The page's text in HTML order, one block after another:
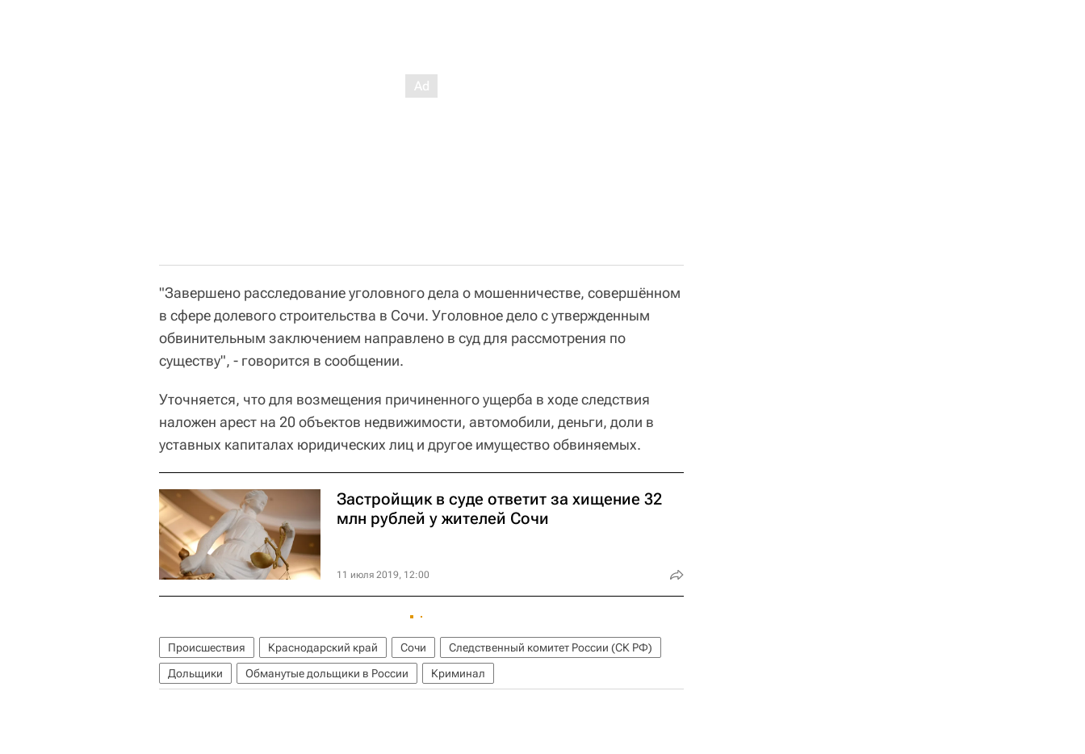
"Завершено расследование уголовного дела о мошенничестве, совершённом
в сфере долевого строительства в Сочи. Уголовное дело с утвержденным
обвинительным заключением направлено в суд для рассмотрения по
существу", - говорится в сообщении.
Уточняется, что для возмещения причиненного ущерба в ходе следствия
наложен арест на 20 объектов недвижимости, автомобили, деньги, доли в
уставных капиталах юридических лиц и другое имущество обвиняемых.
Застройщик в суде ответит за хищение 32
млн рублей у жителей Сочи
11 июля 2019, 12:00
Происшествия Краснодарский край Сочи
Следственный комитет России (СК РФ)
Дольщики
Обманутые дольщики в России Криминал